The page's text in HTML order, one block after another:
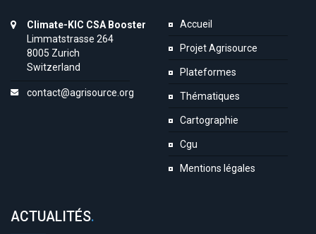
Climate-KIC CSA Booster
Limmatstrasse 264
8005 Zurich
Switzerland
contact@agrisource.org
Accueil
Projet Agrisource
Plateformes
Thématiques
Cartographie
Cgu
Mentions légales
ACTUALITÉS.